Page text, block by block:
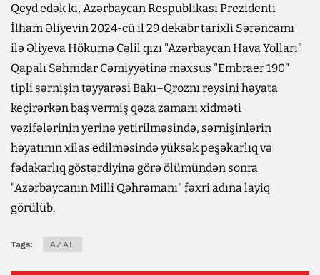
Qeyd edək ki, Azərbaycan Respublikası Prezidenti
İlham Əliyevin 2024-cü il 29 dekabr tarixli Sərəncamı
ilə Əliyeva Hökumə Cəlil qızı "Azərbaycan Hava Yolları"
Qapalı Səhmdar Cəmiyyətinə məxsus "Embraer 190"
tipli sərnişin təyyarəsi Bakı–Qroznı reysini həyata
keçirərkən baş vermiş qəza zamanı xidməti
vəzifələrinin yerinə yetirilməsində, sərnişinlərin
həyatının xilas edilməsində yüksək peşəkarlıq və
fədakarlıq göstərdiyinə görə ölümündən sonra
"Azərbaycanın Milli Qəhrəmanı" fəxri adına layiq
görülüb.
Tags: AZAL